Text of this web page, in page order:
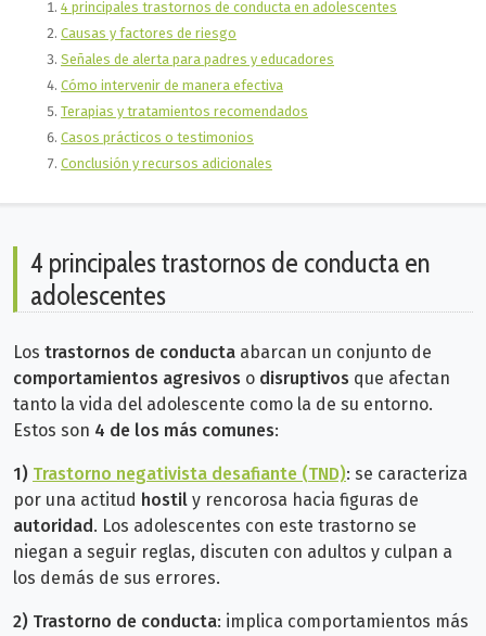
4 principales trastornos de conducta en adolescentes
Causas y factores de riesgo
Señales de alerta para padres y educadores
Cómo intervenir de manera efectiva
Terapias y tratamientos recomendados
Casos prácticos o testimonios
Conclusión y recursos adicionales
4 principales trastornos de conducta en
adolescentes
Los trastornos de conducta abarcan un conjunto de
comportamientos agresivos o disruptivos que afectan
tanto la vida del adolescente como la de su entorno.
Estos son 4 de los más comunes:
1) Trastorno negativista desafiante (TND): se caracteriza
por una actitud hostil y rencorosa hacia figuras de
autoridad . Los adolescentes con este trastorno se
niegan a seguir reglas, discuten con adultos y culpan a
los demás de sus errores.
2) Trastorno de conducta: implica comportamientos más